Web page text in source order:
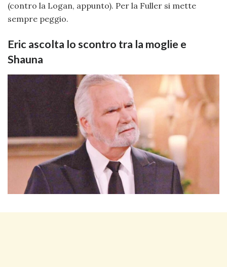
(contro la Logan, appunto). Per la Fuller si mette
sempre peggio.
Eric ascolta lo scontro tra la moglie e
Shauna